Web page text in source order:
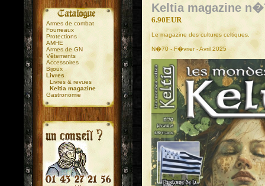
Armes de combat
Fourreaux
Protections
AMHE
Armes de GN
Vêtements
Accessoires
Bijoux
Livres
Livres & revues
Keltia magazine
Gastronomie
Keltia magazine
6.90EUR
Le magazine des cultures celtiques.
N�70 - F�vrier - Avril 2025